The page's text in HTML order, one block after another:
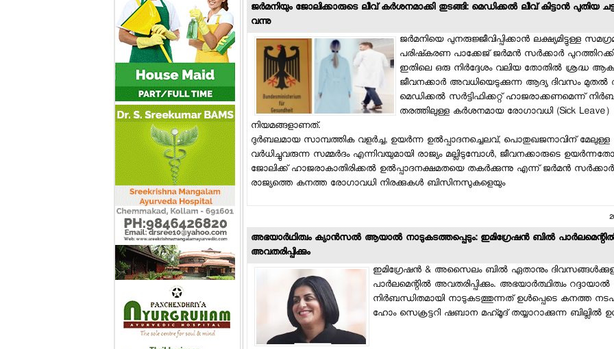
ജര്‍മനിയും ജോലിക്കാരുടെ ലീവ് കര്‍ശനമാക്കി തുടങ്ങി: മെഡിക്കല്‍ ലീവ് കിട്ടാന്‍ പുതിയ
വന്നു
ജര്‍മനിയെ പുനരുജ്ജീവിപ്പിക്കാന്‍ ലക്ഷ്യമിട്ടുള്ള
പരിഷ്‌കരണ പാക്കേജ് ജര്‍മന്‍ സര്‍ക്കാര്‍
ഇതിലെ ഒരു നിര്‍ദ്ദേശം വലിയ തോതില്‍ ശ്രദ്ധ
ജീവനക്കാര്‍ അവധിയെടുക്കുന്ന ആദ്യ ദിവസം മുതല്‍
മെഡിക്കല്‍ സര്‍ട്ടിഫിക്കറ്റ് ഹാജരാക്കണമെന്ന്
തരത്തിലുള്ള കര്‍ശനമായ രോഗാവധി (Sick Leave)
നിയമങ്ങളാണത്.
ദുര്‍ബലമായ സാമ്പത്തിക വളര്‍ച്ച, ഉയര്‍ന്ന ഉല്‍പ്പാദനച്ചെലവ്, പൊതുഖജനാവിന് മേലുള്ള
വര്‍ധിച്ചുവരുന്ന സമ്മര്‍ദം എന്നിവയുമായി രാജ്യം മല്ലിടുമ്പോള്‍, ജീവനക്കാരുടെ
ജോലിക്ക് ഹാജരാകാതിരിക്കല്‍ ഉല്‍പ്പാദനക്ഷമതയെ തകര്‍ക്കുന്നു എന്ന് ജര്‍മന്‍ സര്‍ക്കാര്‍
രാജ്യത്തെ കനത്ത രോഗാവധി നിരക്കുകള്‍ ബിസിനസുകളെയും
അഭയാര്‍ഥിത്വം ക്യാന്‍സല്‍ ആയാല്‍ നാടുകടത്തപ്പെടും: ഇമിഗ്രേഷന്‍ ബില്‍
അവതരിപ്പിക്കും
ഇമിഗ്രേഷന്‍ & അസൈലം ബില്‍ ഏതാനും
പാര്‍ലമെന്റില്‍ അവതരിപ്പിക്കും. അഭയാര്‍ത്ഥിത്വം റദ്ദായാല്‍
നിര്‍ബന്ധിതമായി നാടുകടത്തുന്നത് ഉള്‍പ്പെടെ കനത്ത
ഹോം സെക്രട്ടറി ഷബാന മഹ്‌മൂദ് തയ്യാറാക്കുന്ന ബില്ലില്‍